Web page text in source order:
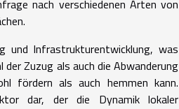
nach verschiedenen Arten von
und Infrastrukturentwicklung, was
Zuzug als auch die Abwanderung
fördern als auch hemmen kann.
dar, der die Dynamik lokaler